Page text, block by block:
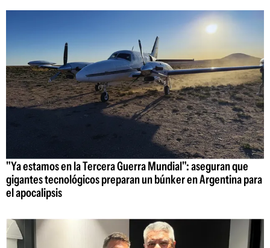
"Ya estamos en la Tercera Guerra Mundial": aseguran que
gigantes tecnológicos preparan un búnker en Argentina para
el apocalipsis